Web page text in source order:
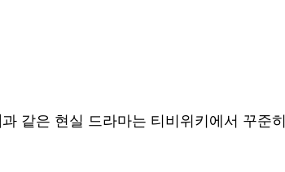
과 같은 현실 드라마는 티비위키에서 꾸준